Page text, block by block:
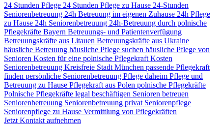
24 Stunden Pflege 24 Stunden Pflege zu Hause 24-Stunden
Seniorenbetreuung 24h Betreuung im eigenen Zuhause 24h Pflege
zu Hause 24h Seniorenbetreuung 24h-Betreuung durch polnische
Pflegekräfte Bayern Betreuungs- und Patientenverfügung
Betreuungskräfte aus Litauen Betreuungskräfte aus Ukraine
häusliche Betreuung häusliche Pflege suchen häusliche Pflege von
Senioren Kosten für eine polnische Pflegekraft Kosten
Seniorenbetreuung Kreisfreie Stadt München passende Pflegekraft
finden persönliche Seniorenbetreuung Pflege daheim Pflege und
Betreuung zu Hause Pflegekraft aus Polen polnische Pflegekräfte
Polnische Pflegekräfte legal beschäftigen Senioren betreuen
Seniorenbetreuung Seniorenbetreuung privat Seniorenpflege
Seniorenpflege zu Hause Vermittlung von Pflegekräften
Jetzt Kontakt aufnehmen